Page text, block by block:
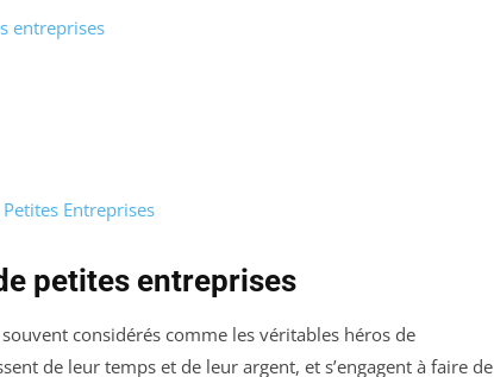
entreprises
Entreprises
petites entreprises
considérés comme les véritables héros de
de leur temps et de leur argent, et s’engagent à faire de